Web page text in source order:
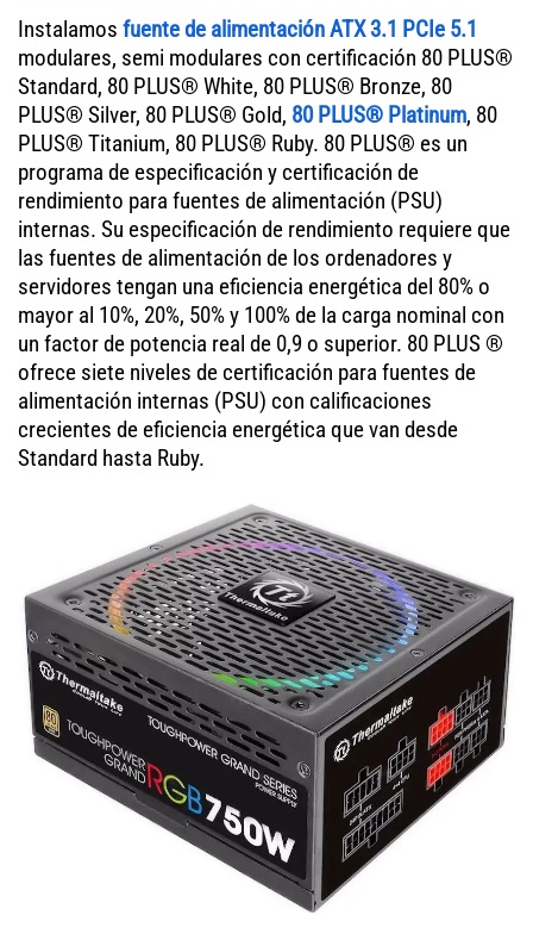
Instalamos fuente de alimentación ATX 3.1 PCIe 5.1
modulares, semi modulares con certificación 80 PLUS®
Standard, 80 PLUS® White, 80 PLUS® Bronze, 80
PLUS® Silver, 80 PLUS® Gold, 80 PLUS® Platinum, 80
PLUS® Titanium, 80 PLUS® Ruby. 80 PLUS® es un
programa de especificación y certificación de
rendimiento para fuentes de alimentación (PSU)
internas. Su especificación de rendimiento requiere que
las fuentes de alimentación de los ordenadores y
servidores tengan una eficiencia energética del 80% o
mayor al 10%, 20%, 50% y 100% de la carga nominal con
un factor de potencia real de 0,9 o superior. 80 PLUS ®
ofrece siete niveles de certificación para fuentes de
alimentación internas (PSU) con calificaciones
crecientes de eficiencia energética que van desde
Standard hasta Ruby.